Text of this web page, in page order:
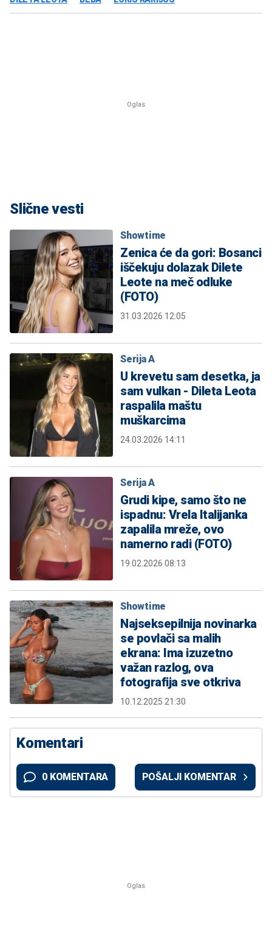
Slične vesti
Showtime
Zenica će da gori: Bosanci
iščekuju dolazak Dilete
Leote na meč odluke
(FOTO)
31.03.2026 12:05
Serija A
U krevetu sam desetka, ja
sam vulkan - Dileta Leota
raspalila maštu
muškarcima
24.03.2026 14:11
Serija A
Grudi kipe, samo što ne
ispadnu: Vrela Italijanka
zapalila mreže, ovo
namerno radi (FOTO)
19.02.2026 08:13
Showtime
Najseksepilnija novinarka
se povlači sa malih
ekrana: Ima izuzetno
važan razlog, ova
fotografija sve otkriva
10.12.2025 21:30
Komentari
0 KOMENTARA POŠALJI KOMENTAR